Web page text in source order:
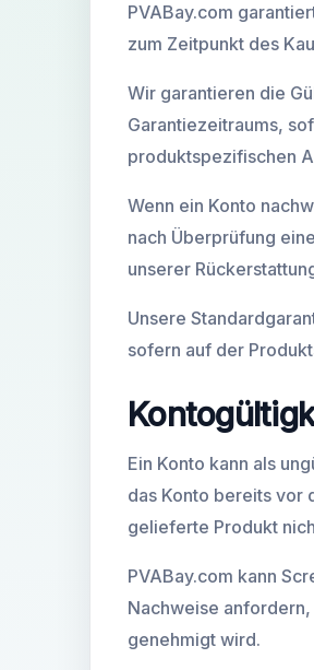
PVABay.com
zum Zeitpunkt des
Wir garantieren die
Garantiezeitraums,
produktspezifischen
Wenn ein Konto
nach Überprüfung
unserer
Unsere
sofern auf der
Ein Konto kann als
das Konto bereits vor
gelieferte Produkt
PVABay.com kann
Nachweise
genehmigt wird.